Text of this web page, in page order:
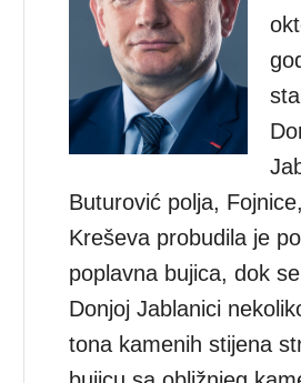
Buturović polja,
Kreševa probudila je
poplavna bujica, dok
Donjoj Jablanici
tona kamenih stijena